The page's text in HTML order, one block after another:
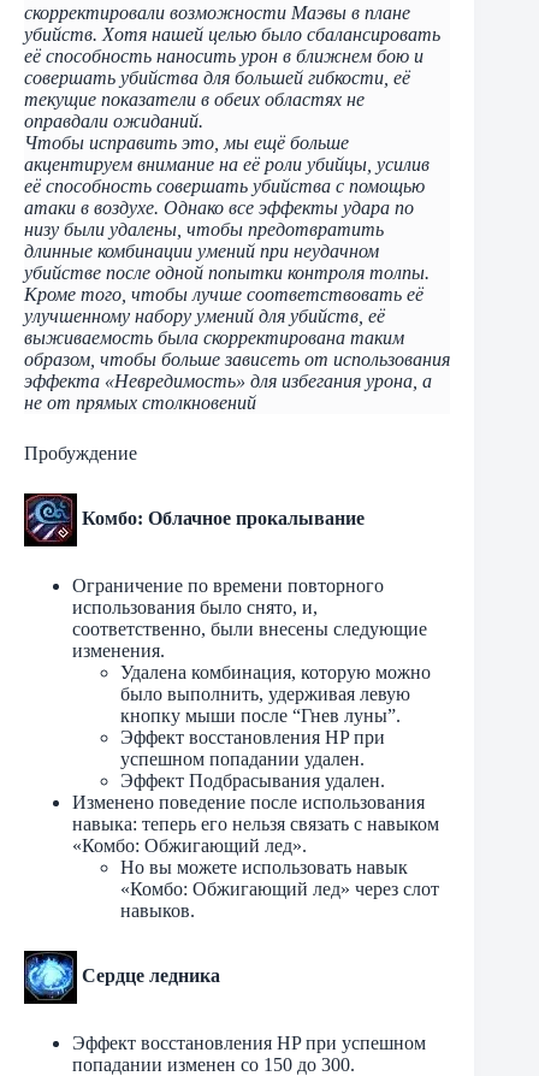
скорректировали возможности Маэвы в плане
убийств. Хотя нашей целью было сбалансировать
её способность наносить урон в ближнем бою и
совершать убийства для большей гибкости, её
текущие показатели в обеих областях не
оправдали ожиданий.
Чтобы исправить это, мы ещё больше
акцентируем внимание на её роли убийцы, усилив
её способность совершать убийства с помощью
атаки в воздухе. Однако все эффекты удара по
низу были удалены, чтобы предотвратить
длинные комбинации умений при неудачном
убийстве после одной попытки контроля толпы.
Кроме того, чтобы лучше соответствовать её
улучшенному набору умений для убийств, её
выживаемость была скорректирована таким
образом, чтобы больше зависеть от использования
эффекта «Невредимость» для избегания урона, а
не от прямых столкновений
Пробуждение
Комбо: Облачное прокалывание
Ограничение по времени повторного
использования было снято, и,
соответственно, были внесены следующие
изменения.
Удалена комбинация, которую можно
было выполнить, удерживая левую
кнопку мыши после “Гнев луны”.
Эффект восстановления HP при
успешном попадании удален.
Эффект Подбрасывания удален.
Изменено поведение после использования
навыка: теперь его нельзя связать с навыком
«Комбо: Обжигающий лед».
Но вы можете использовать навык
«Комбо: Обжигающий лед» через слот
навыков.
Сердце ледника
Эффект восстановления HP при успешном
попадании изменен со 150 до 300.